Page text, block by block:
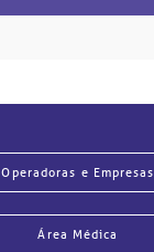
Operadoras e Empresas
Área Médica